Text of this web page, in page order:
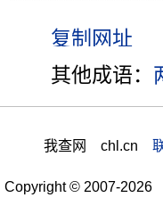
其他成语：
我查网 chl.cn
Copyright © 2007-